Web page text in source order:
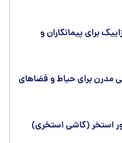
برای پیمانکاران و
مدرن برای حیاط و فضاهای
استخر (کاشی استخری)